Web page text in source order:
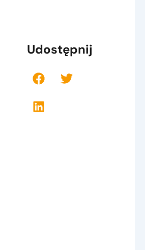
Udostępnij